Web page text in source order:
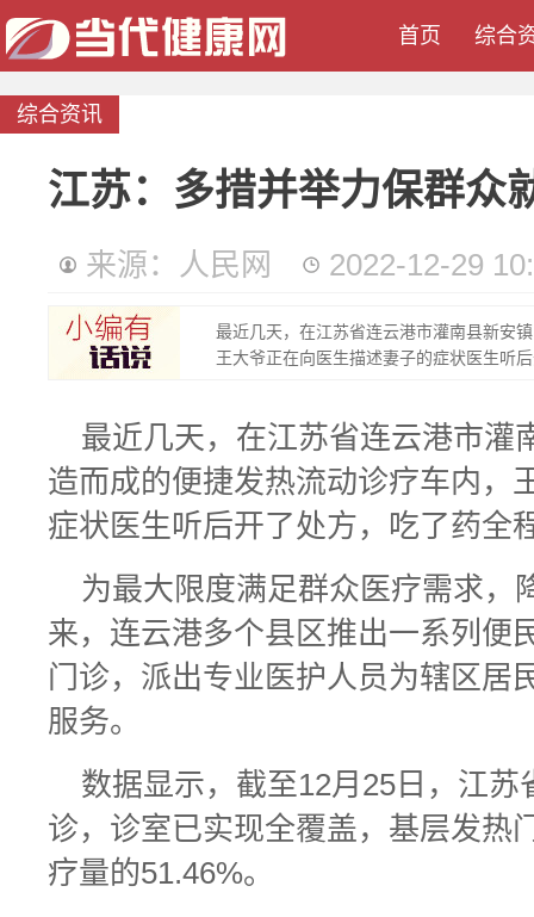
首页 综合
综合资讯
江苏：多措并举力保群众
来源：人民网 2022-12-29
最近几天，在江苏省连云港市灌南县新安
王大爷正在向医生描述妻子的症状医生听
最近几天，在江苏省连云港市灌
造而成的便捷发热流动诊疗车内，
症状医生听后开了处方，吃了药全
为最大限度满足群众医疗需求，
来，连云港多个县区推出一系列便
门诊，派出专业医护人员为辖区居
服务。
数据显示，截至12月25日，江
诊，诊室已实现全覆盖，基层发热
疗量的51.46%。